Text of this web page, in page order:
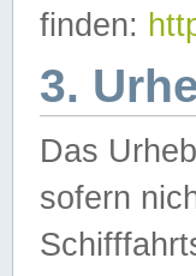
finden:
3.
Das
sofern